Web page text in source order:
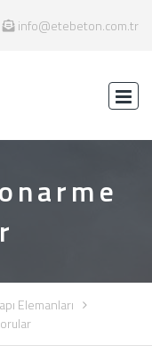
info@etebeton.com.tr
Elemanları